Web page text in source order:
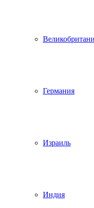
Германия
Израиль
Индия